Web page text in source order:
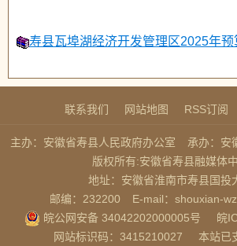
寿县瓦埠湖经济开发管理区2025年预
联系我们 网站地图 RSS订阅
主办：安徽省寿县人民政府办公室
承办：安
版权所有:安徽省寿县融媒体
地址：安徽省淮南市寿县国投
邮编：232200
E-mail：shouxian-
皖公网安备 34042202000005号
皖
网站标识码：3415210027
本站已